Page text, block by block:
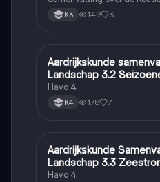
K3 149 3
Aardrijkskunde
Aardrijkskunde
Landschap 3.2
Havo 4
K4 178 7
Aardrijkskunde
Aardrijkskunde
Landschap 3.3
Klimaatgebieden •
Havo 4